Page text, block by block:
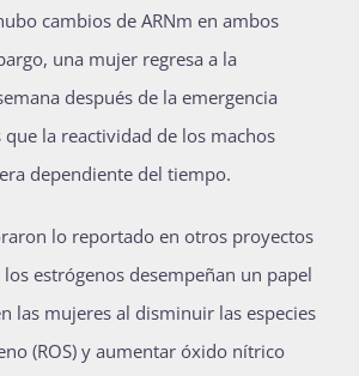
cambios de ARNm en ambos
una mujer regresa a la
después de la emergencia
la reactividad de los machos
dependiente del tiempo.
lo reportado en otros proyectos
estrógenos desempeñan un papel
las mujeres al disminuir las especies
(ROS) y aumentar óxido nítrico